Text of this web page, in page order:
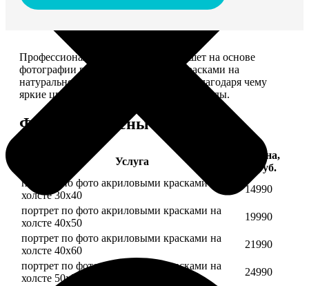
Профессиональный художник напишет на основе
фотографии портрет акриловыми красками на
натуральном холсте. Покроет лаком, благодаря чему
яркие цвета будут радовать вас долгие годы.
Форматы и цены
Услуга
Цена,
руб.
портрет по фото акриловыми красками на
холсте 30х40
14990
портрет по фото акриловыми красками на
холсте 40х50
19990
портрет по фото акриловыми красками на
холсте 40х60
21990
портрет по фото акриловыми красками на
холсте 50х70
24990